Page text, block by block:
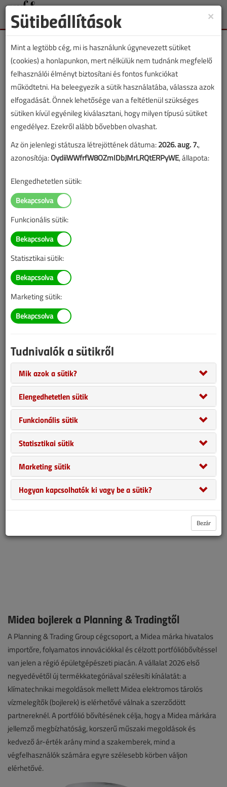
Toggle
Lapszám:
TARTALOM
Hírek
Midea, BWT, Isopartner,
pályázat, múzeum, COOL
Klíma, WorldSkills
Hírek, újdonságok
2026/1-2. lapszám
Midea bojlerek a Planning & Tradingtől, Okos vízlágyító a BWT-től,
daBo burkolat az Isopartnertől. Akkumulátoros energiatárolóra
pályázhatnak a napelemesek, ön is segítheti az Épületgépészeti
Múzeum munkáját. A COOL Klíma új növekedési pályára lép. Lesz
fiatal magyar magyar hűtő- és klímaszerelő a szakmák
világbajnokságán.
Midea bojlerek a Planning & Tradingtől
A Planning & Trading Group cégcsoport, a Midea márka hivatalos
importőre, folyamatos innovációkkal és célzott portfólióbővítéssel
van jelen a régió épületgépészeti piacán. A vállalat 2026 első
negyedévétől új termékkategóriával szélesíti kínálatát: a
klímatechnikai megoldások mellett Midea elektromos tárolós
vízmelegítők (bojlerek) is elérhetővé válnak a szerződött
partnereknél. A portfólió bővítésének célja, hogy a Midea márkára
jellemző megbízhatóság, korszerű műszaki megoldások és
kedvező ár-érték arány mind a szakemberek, mind a
végfelhasználók számára egyre szélesebb körben váljon
elérhetővé.
×
Sütibeállítások
Mint a legtöbb cég, mi is használunk úgynevezett sütiket
(cookies) a honlapunkon, mert nélkülük nem tudnánk megfelelő
felhasználói élményt biztosítani és fontos funkciókat
működtetni. Ha beleegyezik a sütik használatába, válassza azok
elfogadását. Önnek lehetősége van a feltétlenül szükséges
sütiken kívül egyénileg kiválasztani, hogy milyen típusú sütiket
engedélyez. Ezekről alább bővebben olvashat.
Az ön jelenlegi státusza létrejöttének dátuma:2026. aug. 7.,
azonosítója:OydiiWWfrfW8OZmIDbJMrLRQtERPyWE, állapota:
Elengedhetetlen sütik:
Funkcionális sütik:
Statisztikai sütik:
Marketing sütik:
Tudnivalók a sütikről
Mik azok a sütik?
Elengedhetetlen sütik
Funkcionális sütik
Statisztikai sütik
Marketing sütik
Hogyan kapcsolhatók ki vagy be a sütik?
Bezár